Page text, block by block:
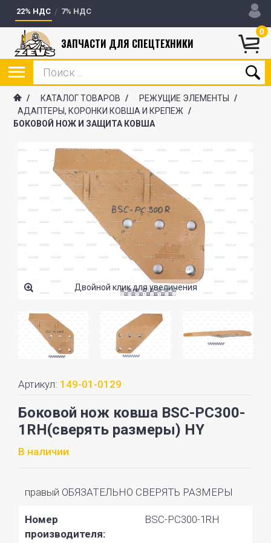
22% НДС 7% НДС
0
ЗАПЧАСТИ ДЛЯ СПЕЦТЕХНИКИ
/ КАТАЛОГ ТОВАРОВ / РЕЖУЩИЕ ЭЛЕМЕНТЫ
/
АДАПТЕРЫ, КОРОНКИ КОВША И КРЕПЕЖ /
БОКОВОЙ НОЖ И ЗАЩИТА КОВША
Двойной клик для увеличения
Артикул: 149-01-0129
Боковой нож ковша BSC-PC300-
1RH(сверять размеры) HY
В наличии
правый ОБЯЗАТЕЛЬНО СВЕРЯТЬ РАЗМЕРЫ
Номер
производителя:
BSC-PC300-1RH